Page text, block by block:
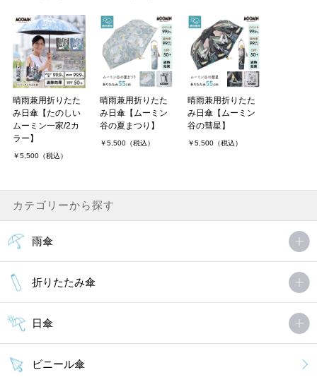
晴雨兼用折りたた
み日傘【たのしい
ムーミン一家/2カ
ラー】
￥5,500（税込）
晴雨兼用折りたた
み日傘【ムーミン
谷の夏まつり】
￥5,500（税込）
晴雨兼用折りたた
み日傘【ムーミン
谷の彗星】
￥5,500（税込）
カテゴリーから探す
雨傘
折りたたみ傘
日傘
ビニール傘